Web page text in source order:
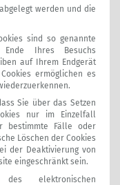
werden und die
sind so genannte
Ende Ihres Besuchs
auf Ihrem Endgerät
ermöglichen es
Sie über das Setzen
nur im Einzelfall
bestimmte Fälle oder
Löschen der Cookies
der Deaktivierung von
eingeschränkt sein.
elektronischen